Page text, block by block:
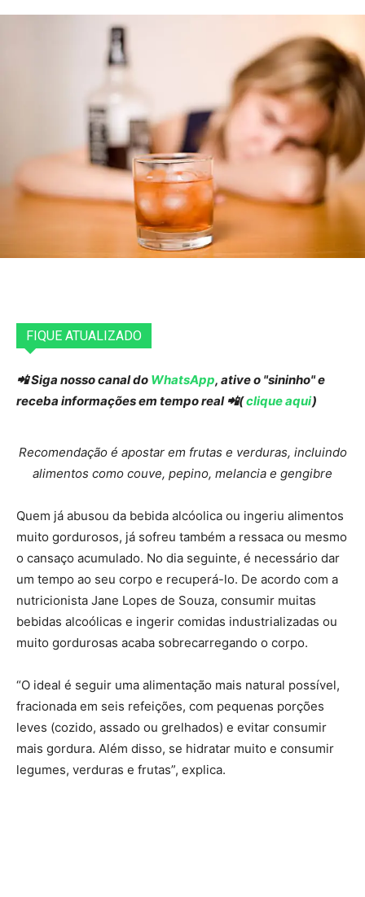
FIQUE ATUALIZADO
📲 Siga nosso canal do WhatsApp, ative o "sininho" e
receba informações em tempo real 📲(clique aqui)
Recomendação é apostar em frutas e verduras, incluindo
alimentos como couve, pepino, melancia e gengibre
Quem já abusou da bebida alcóolica ou ingeriu alimentos
muito gordurosos, já sofreu também a ressaca ou mesmo
o cansaço acumulado. No dia seguinte, é necessário dar
um tempo ao seu corpo e recuperá-lo. De acordo com a
nutricionista Jane Lopes de Souza, consumir muitas
bebidas alcoólicas e ingerir comidas industrializadas ou
muito gordurosas acaba sobrecarregando o corpo.
“O ideal é seguir uma alimentação mais natural possível,
fracionada em seis refeições, com pequenas porções
leves (cozido, assado ou grelhados) e evitar consumir
mais gordura. Além disso, se hidratar muito e consumir
legumes, verduras e frutas”, explica.